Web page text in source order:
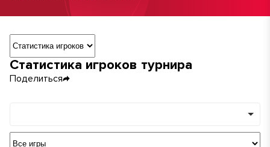
Навигация по разделам турнира
Статистика игроков турнира
Поделиться